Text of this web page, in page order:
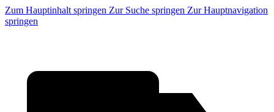
Zum Hauptinhalt springen Zur Suche springen Zur Hauptnavigation
springen